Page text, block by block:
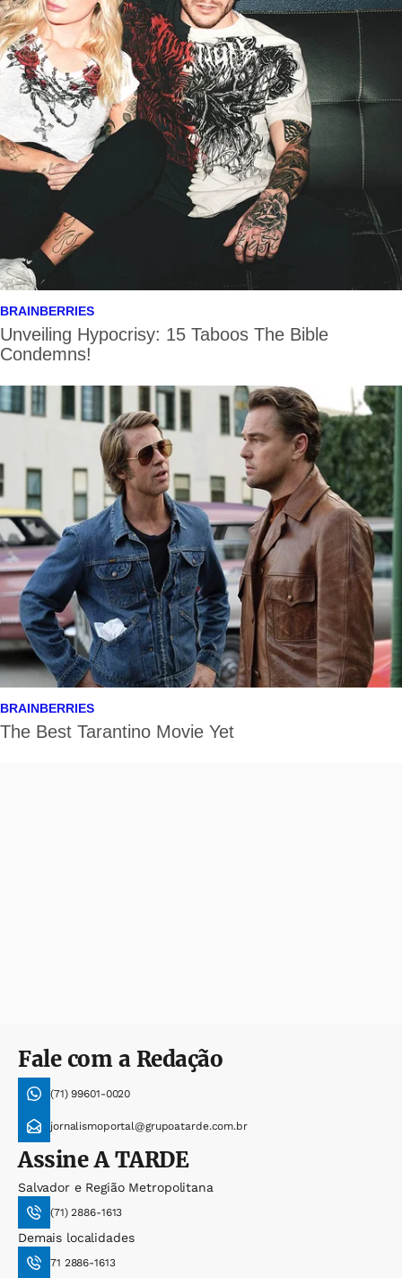
Fale com a Redação
(71) 99601-0020
jornalismoportal@grupoatarde.com.br
AssineA TARDE
Salvador e Região Metropolitana
(71) 2886-1613
Demais localidades
71 2886-1613